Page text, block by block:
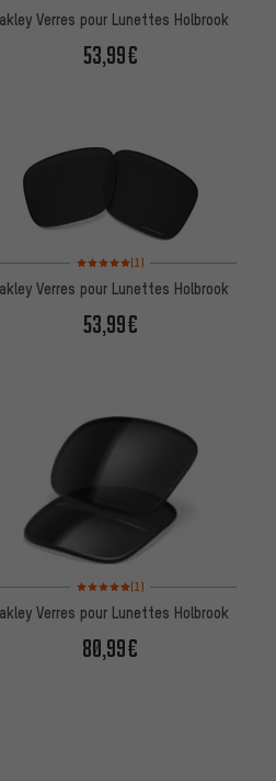
Verres pour Lunettes Holbrook
53,99€
Note moyenne : 5 sur 5 d'après 1 avis
(1)
Verres pour Lunettes Holbrook
53,99€
Note moyenne : 5 sur 5 d'après 1 avis
(1)
Verres pour Lunettes Holbrook
80,99€